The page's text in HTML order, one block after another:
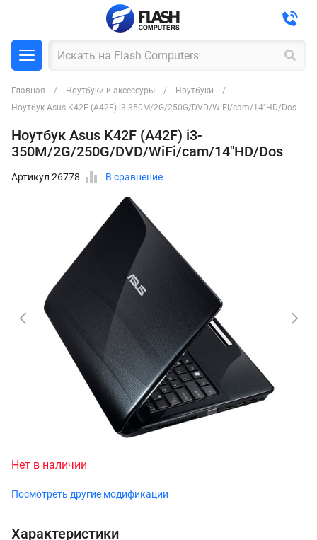
Главная Ноутбуки и аксессуры
Ноутбуки
Ноутбук Asus K42F (A42F) i3-350M/2G/250G/DVD/WiFi/cam/14"HD/Dos
Ноутбук Asus K42F (A42F) i3-
350M/2G/250G/DVD/WiFi/cam/14"HD/Dos
Артикул 26778 В сравнение
Нет в наличии
Посмотреть другие модификации
Характеристики